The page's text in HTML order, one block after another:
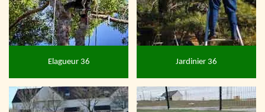
Elagueur 36 Jardinier 36